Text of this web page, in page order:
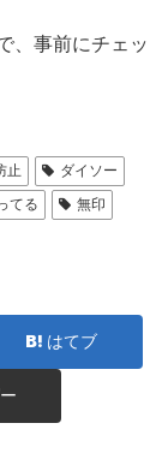
、事前にチェッ
止
ダイソー
てる
無印
はてブ